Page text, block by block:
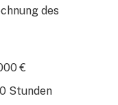
des
€
Stunden